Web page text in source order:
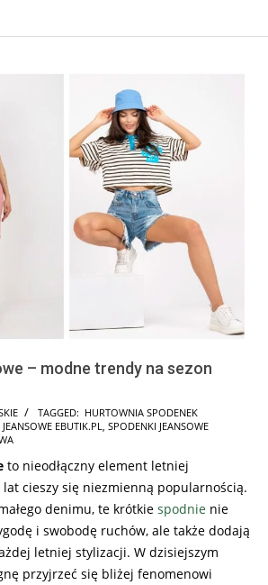
– modne trendy na sezon
TAGGED: HURTOWNIA SPODENEK
EBUTIK.PL
SPODENKI JEANSOWE
to nieodłączny element letniej
cieszy się niezmienną popularnością.
denimu, te krótkie spodnie nie
i swobodę ruchów, ale także dodają
letniej stylizacji. W dzisiejszym
przyjrzeć się bliżej fenomenowi